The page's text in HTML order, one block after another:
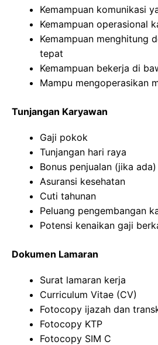
Kemampuan komunikasi
Kemampuan operasional
Kemampuan menghitung
tepat
Kemampuan bekerja di
Mampu mengoperasikan
Tunjangan Karyawan
Gaji pokok
Tunjangan hari raya
Bonus penjualan (jika ada)
Asuransi kesehatan
Cuti tahunan
Peluang pengembangan
Potensi kenaikan gaji
Dokumen Lamaran
Surat lamaran kerja
Curriculum Vitae (CV)
Fotocopy ijazah dan
Fotocopy KTP
Fotocopy SIM C